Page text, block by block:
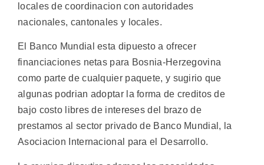
locales de coordinacion con autoridades
nacionales, cantonales y locales.
El Banco Mundial esta dipuesto a ofrecer
financiaciones netas para Bosnia-Herzegovina
como parte de cualquier paquete, y sugirio que
algunas podrian adoptar la forma de creditos de
bajo costo libres de intereses del brazo de
prestamos al sector privado de Banco Mundial, la
Asociacion Internacional para el Desarrollo.